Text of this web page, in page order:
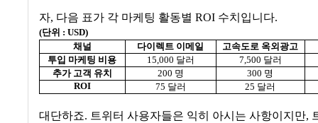
자, 다음 표가 각 마케팅 활동별 ROI 수치입니다.
(단위 : USD)
채널
다이렉트 이메일
고속도로 옥외광고
투입 마케팅 비용
15,000 달러 7,500 달러
추가 고객 유치
200 명 300 명
ROI
75 달러 25 달러
대단하죠. 트위터 사용자들은 익히 아시는 사항이지만,